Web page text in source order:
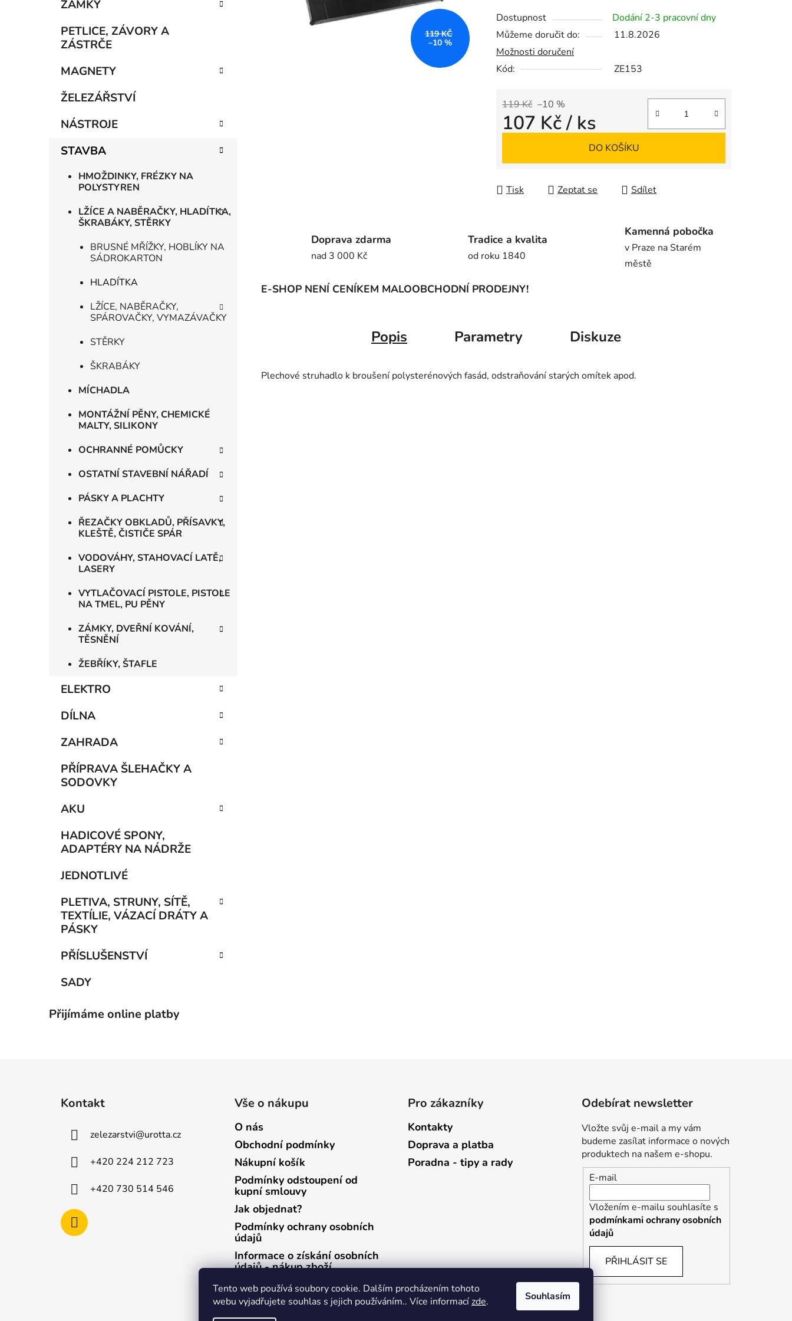
Tento web používá soubory cookie. Dalším procházením tohoto
webu vyjadřujete souhlas s jejich používáním.. Více informacízde. Souhlasím
ZÁMKY
PETLICE, ZÁVORY A
ZÁSTRČE
MAGNETY
ŽELEZÁŘSTVÍ
NÁSTROJE
STAVBA
HMOŽDINKY, FRÉZKY NA
POLYSTYREN
LŽÍCE A NABĚRAČKY, HLADÍTKA,
ŠKRABÁKY, STĚRKY
BRUSNÉ MŘÍŽKY, HOBLÍKY NA
SÁDROKARTON
HLADÍTKA
LŽÍCE, NABĚRAČKY,
SPÁROVAČKY, VYMAZÁVAČKY
STĚRKY
ŠKRABÁKY
MÍCHADLA
MONTÁŽNÍ PĚNY, CHEMICKÉ
MALTY, SILIKONY
OCHRANNÉ POMŮCKY
OSTATNÍ STAVEBNÍ NÁŘADÍ
PÁSKY A PLACHTY
ŘEZAČKY OBKLADŮ, PŘÍSAVKY,
KLEŠTĚ, ČISTIČE SPÁR
VODOVÁHY, STAHOVACÍ LATĚ,
LASERY
VYTLAČOVACÍ PISTOLE, PISTOLE
NA TMEL, PU PĚNY
ZÁMKY, DVEŘNÍ KOVÁNÍ,
TĚSNĚNÍ
ŽEBŘÍKY, ŠTAFLE
ELEKTRO
DÍLNA
ZAHRADA
PŘÍPRAVA ŠLEHAČKY A
SODOVKY
AKU
HADICOVÉ SPONY,
ADAPTÉRY NA NÁDRŽE
JEDNOTLIVÉ
PLETIVA, STRUNY, SÍTĚ,
TEXTÍLIE, VÁZACÍ DRÁTY A
PÁSKY
PŘÍSLUŠENSTVÍ
SADY
Přijímáme online platby
je
0,0
z
5
Dostupnost
Dodání 2-3 pracovní dny
Můžeme doručit do:
11.8.2026
Možnosti doručení
Kód:
ZE153
119 Kč –10 %
107 Kč/ ks
DO KOŠÍKU
Tisk Zeptat se Sdílet
119 KČ
–10 %
Doprava zdarma
nad 3 000 Kč
Tradice a kvalita
od roku 1840
Kamenná pobočka
v Praze na Starém
městě
E-SHOP NENÍ CENÍKEM MALOOBCHODNÍ PRODEJNY!
Popis Parametry Diskuze
Plechové struhadlo k broušení polysterénových fasád, odstraňování starých omítek apod.
Kontakt
zelezarstvi@urotta.cz
+420 224 212 723
+420 730 514 546
Vše o nákupu
O nás
Obchodní podmínky
Nákupní košík
Podmínky odstoupení od
kupní smlouvy
Jak objednat?
Podmínky ochrany osobních
údajů
Informace o získání osobních
údajů - nákup zboží
Informace o získání osobních
údajů - zasílání newsletterů
Pro zákazníky
Kontakty
Doprava a platba
Poradna - tipy a rady
Odebírat newsletter
Vložte svůj e-mail a my vám
budeme zasílat informace o nových
produktech na našem e-shopu.
E-mail
Vložením e-mailu souhlasíte s
podmínkami ochrany osobních
údajů
PŘIHLÁSIT SE